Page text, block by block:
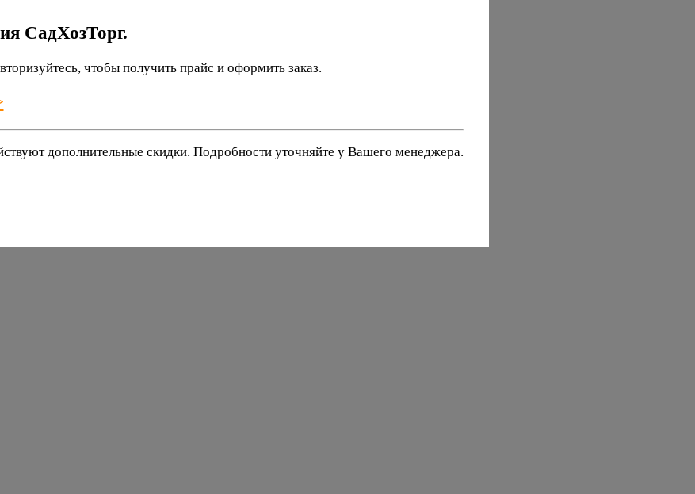
СадХозТорг.
чтобы получить прайс и оформить заказ.
дополнительные скидки. Подробности уточняйте у Вашего менеджера.